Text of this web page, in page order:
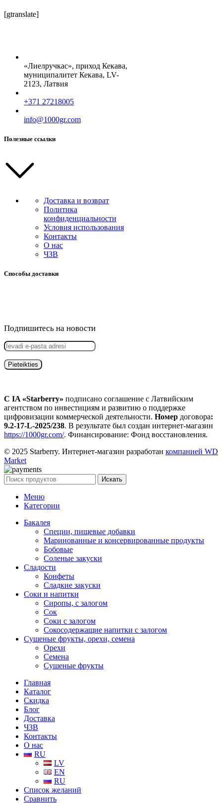
[gtranslate]
«Лиелручкас», приход Кекава,
муниципалитет Кекава, LV-
2123, Латвия
+371 27218005
info@1000gr.com
Полезные ссылки
Доставка и возврат
Политика
конфиденциальности
Условия использования
Контакты
О нас
ЧЗВ
Способы доставки
Подпишитесь на новости
С IA «Starberry» подписано соглашение с Латвийским
агентством по инвестициям и развитию о поддержке
цифровизации коммерческой деятельности. Номер договора:
9.2-17-L-2025/238. В результате был создан интернет-магазин
https://1000gr.com/. Финансирование: Фонд восстановления.
© 2025 Starberry. Интернет-магазин разработан компанией WD
Market
Искать
Меню
Категории
Бакалея
Специи, пищевые добавки
Маринованные и консервированные продукты
Бобовые
Соленые закуски
Сладости
Конфеты
Сладкие закуски
Соки и напитки
Сиропы, с залогом
Сок
Соки с залогом
Сокосодержащие напитки с залогом
Сушеные фрукты, орехи, семена
Орехи
Семена
Сушеные фрукты
Главная
Каталог
Скидка
Блог
Доставка
ЧЗВ
Контакты
О нас
RU
LV
EN
RU
Список желаний
Сравнить